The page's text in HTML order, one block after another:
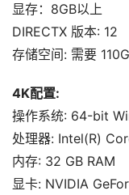
显存：8GB以上
DIRECTX 版本: 12
存储空间: 需要
4K配置:
操作系统: 64-bit
处理器: Intel(R)
内存: 32 GB RAM
显卡: NVIDIA